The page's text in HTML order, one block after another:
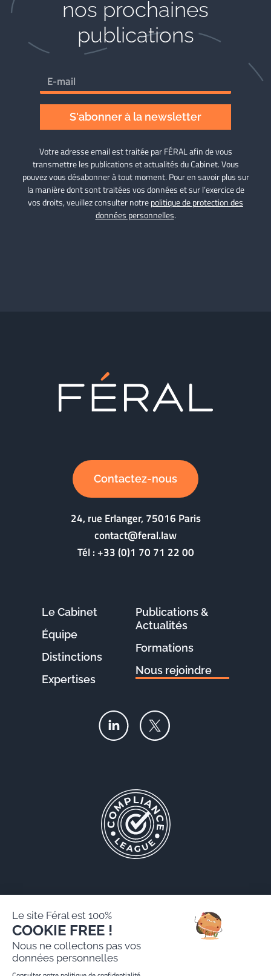
nos prochaines
publications
S'abonner à la newsletter
Votre adresse email est traitée par FÉRAL afin de vous
transmettre les publications et actualités du Cabinet. Vous
pouvez vous désabonner à tout moment. Pour en savoir plus sur
la manière dont sont traitées vos données et sur l’exercice de
vos droits, veuillez consulter notrepolitique de protection des
données personnelles.
Contactez-nous
24, rue Erlanger, 75016 Paris
contact@feral.law
Tél :+33 (0)1 70 71 22 00
Le Cabinet
Équipe
Distinctions
Expertises
Publications &
Actualités
Formations
Nous rejoindre
Mentions légales
Politique de protection des données personnelles
Le site Féral est 100%
COOKIE FREE !
Nous ne collectons pas vos
données personnelles